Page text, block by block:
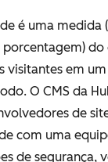
é uma medida
visitantes em um
O CMS da
de
com uma
de segurança,